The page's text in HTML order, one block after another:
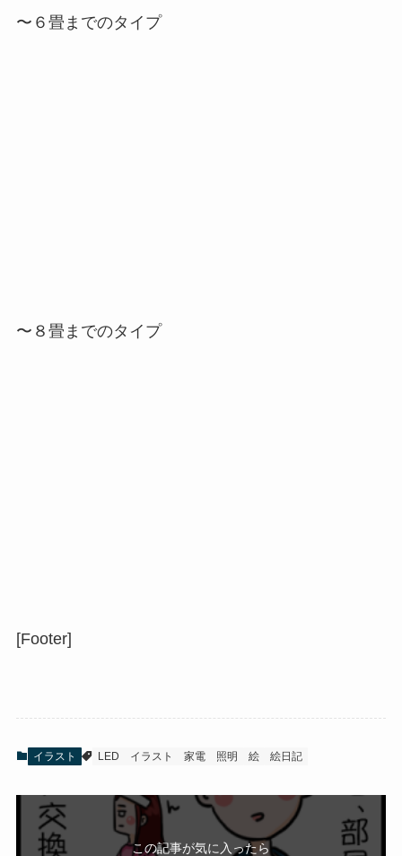
〜６畳までのタイプ
〜８畳までのタイプ
[Footer]
イラスト LED イラスト 家電 照明 絵 絵日記
この記事が気に入ったら